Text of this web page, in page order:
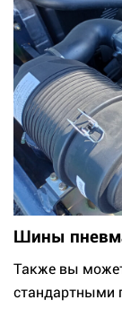
Шины
Также вы
стандартными